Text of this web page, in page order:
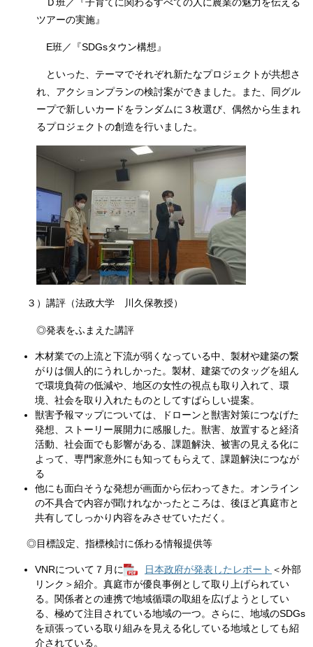
ツアーの実施』
E班／『SDGsタウン構想』
といった、テーマでそれぞれ新たなプロジェクトが共想さ
れ、アクションプランの検討案ができました。また、同グル
ープで新しいカードをランダムに３枚選び、偶然から生まれ
るプロジェクトの創造を行いました。
３）講評（法政大学 川久保教授）
◎発表をふまえた講評
木材業での上流と下流が弱くなっている中、製材や建築の繋
がりは個人的にうれしかった。製材、建築でのタッグを組ん
で環境負荷の低減や、地区の女性の視点も取り入れて、環
境、社会を取り入れたものとしてすばらしい提案。
獣害予報マップについては、ドローンと獣害対策につなげた
発想、ストーリー展開力に感服した。獣害、放置すると経済
活動、社会面でも影響がある、課題解決、被害の見える化に
よって、専門家意外にも知ってもらえて、課題解決につなが
る
他にも面白そうな発想が画面から伝わってきた。オンライン
の不具合で内容が聞けれなかったところは、後ほど真庭市と
共有してしっかり内容をみさせていただく。
◎目標設定、指標検討に係わる情報提供等
VNRについて７月に 日本政府が発表したレポート ＜外部
リンク＞紹介。真庭市が優良事例として取り上げられてい
る。関係者との連携で地域循環の取組を広げようとしてい
る、極めて注目されている地域の一つ。さらに、地域のSDGs
を頑張っている取り組みを見える化している地域としても紹
介されている。